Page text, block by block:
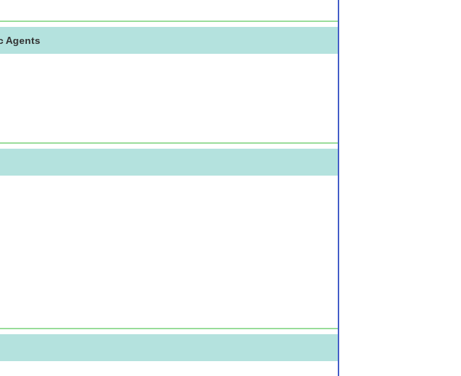
Agents